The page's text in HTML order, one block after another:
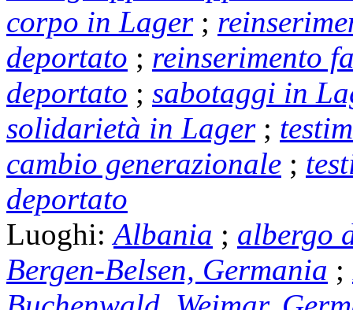
corpo in Lager;
deportato ; reinserimento
deportato ; sabotaggi in
solidarietà in Lager;
cambio generazionale ;
deportato
Luoghi: Albania ; albergo
Bergen-Belsen, Germania ;